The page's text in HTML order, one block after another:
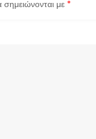
με *